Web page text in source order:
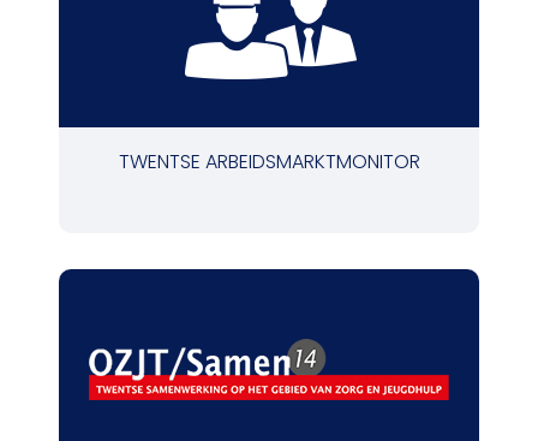
TWENTSE ARBEIDSMARKTMONITOR